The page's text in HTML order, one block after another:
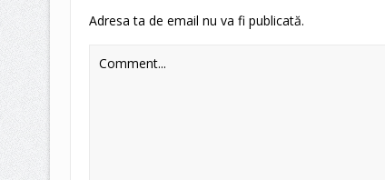
Adresa ta de email nu va fi publicată.